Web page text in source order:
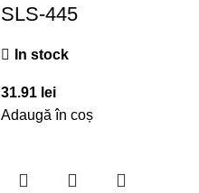
SLS-445
In stock
31.91 lei
Adaugă în coș